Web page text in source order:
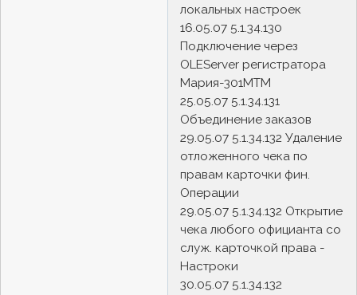
локальных настроек
16.05.07 5.1.34.130
Подключение через
OLEServer регистратора
Мария-301МТМ
25.05.07 5.1.34.131
Объединение заказов
29.05.07 5.1.34.132 Удаление
отложенного чека по
правам карточки фин.
Операции
29.05.07 5.1.34.132 Открытие
чека любого официанта со
служ. карточкой права -
Настроки
30.05.07 5.1.34.132